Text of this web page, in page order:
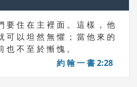
要 住 在 主 裡 面 。 這 樣 ， 他
可 以 坦 然 無 懼 ； 當 他 來 的
也 不 至 於 慚 愧 。
約 翰 一 書 2:28